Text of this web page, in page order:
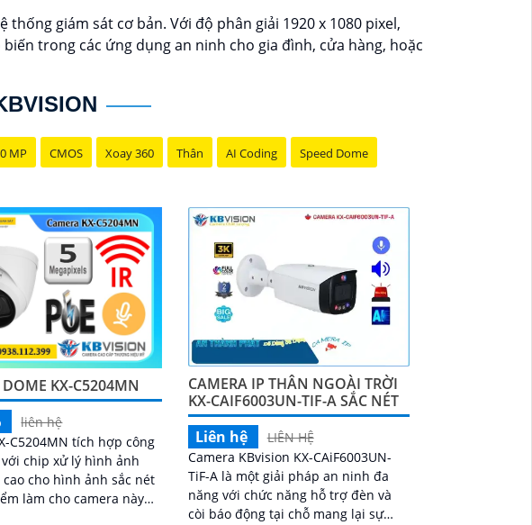
giám sát cơ bản. Với độ phân giải 1920 x 1080 pixel,
trong các ứng dụng an ninh cho gia đình, cửa hàng, hoặc
MP CMOS Xoay 360 Thân AI Coding Speed Dome
DOME KX-C5204MN
liên hệ
C5204MN tích hợp công
với chip xử lý hình ảnh
cho hình ảnh sắc nét
CAMERA IP THÂN NGOÀI TRỜI
KX-CAIF6003UN-TIF-A SẮC NÉT
Liên hệ
LIÊN HỆ
Camera KBvision KX-CAiF6003UN-
TiF-A là một giải pháp an ninh đa
năng với chức năng hỗ trợ đèn và
còi báo động tại chỗ mang lại sự